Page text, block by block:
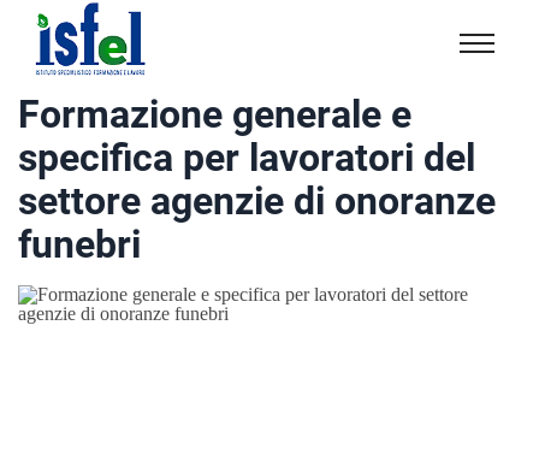
Isfel
Istituto
specialistico
formazione
lavoro
Formazione generale e
specifica per lavoratori del
settore agenzie di onoranze
funebri